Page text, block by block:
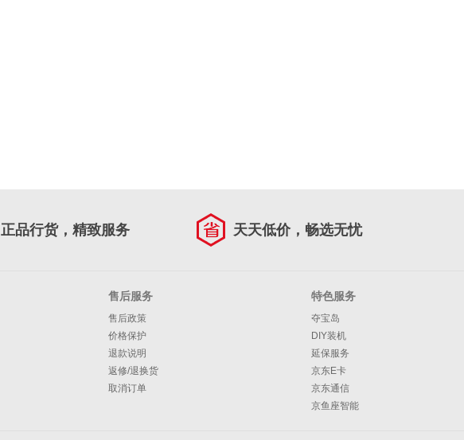
正品行货，精致服务 天天低价，畅选无忧
售后服务
售后政策
价格保护
退款说明
返修/退换货
取消订单
特色服务
夺宝岛
DIY装机
延保服务
京东E卡
京东通信
京鱼座智能